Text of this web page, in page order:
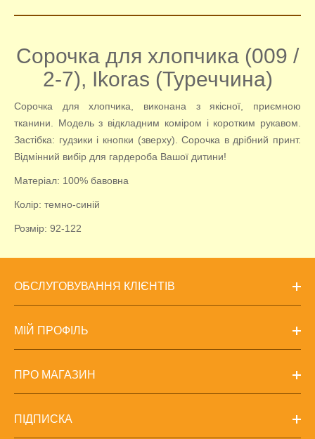
Сорочка для хлопчика (009 /
2-7), Ikoras (Туреччина)
Сорочка для хлопчика, виконана з якісної, приємною
тканини. Модель з відкладним коміром і коротким рукавом.
Застібка: гудзики і кнопки (зверху). Сорочка в дрібний принт.
Відмінний вибір для гардероба Вашої дитини!
Матеріал: 100% бавовна
Колір: темно-синій
Розмір: 92-122
ОБСЛУГОВУВАННЯ КЛІЄНТІВ
МІЙ ПРОФІЛЬ
ПРО МАГАЗИН
ПІДПИСКА